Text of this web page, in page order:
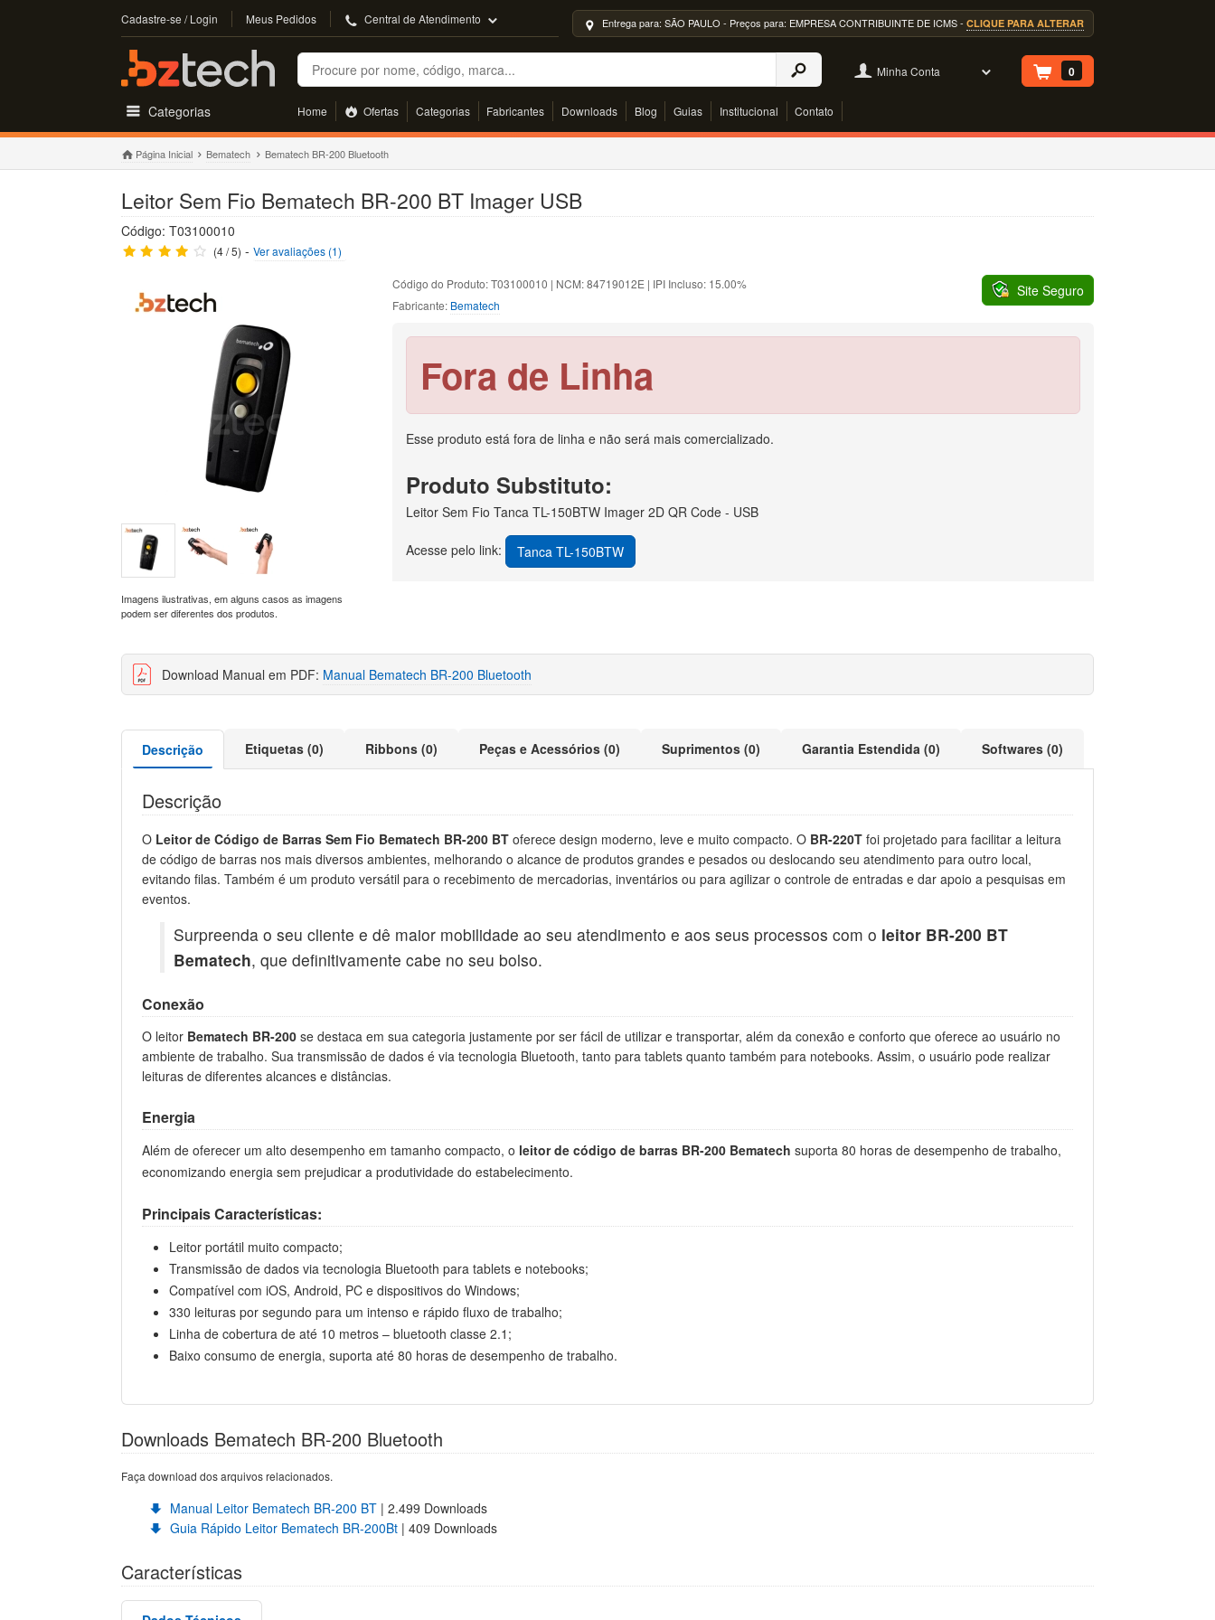
Cadastre-se / Login Meus Pedidos Central de Atendimento Entrega para: SÃO PAULO - Preços para: EMPRESA CONTRIBUINTE DE ICMS - CLIQUE PARA ALTERAR
Buscar
Minha Conta 0
Categorias Home Ofertas Categorias Fabricantes Downloads Blog Guias Institucional Contato
Página Inicial Bematech Bematech BR-200 Bluetooth
Leitor Sem Fio Bematech BR-200 BT Imager USB
Código: T03100010
(4 / 5) -Ver avaliações (1)
Site Seguro
Imagens ilustrativas, em alguns casos as imagens
podem ser diferentes dos produtos.
Código do Produto: T03100010 | NCM: 84719012E | IPI Incluso: 15.00%
Fabricante: Bematech
Fora de Linha
Esse produto está fora de linha e não será mais comercializado.
Produto Substituto:
Leitor Sem Fio Tanca TL-150BTW Imager 2D QR Code - USB
Acesse pelo link: Tanca TL-150BTW
Download Manual em PDF: Manual Bematech BR-200 Bluetooth
Descrição Etiquetas (0) Ribbons (0) Peças e Acessórios (0) Suprimentos (0) Garantia Estendida (0) Softwares (0)
Descrição
O Leitor de Código de Barras Sem Fio Bematech BR-200 BToferece design moderno, leve e muito compacto. O BR-220T foi projetado para facilitar a leitura
de código de barras nos mais diversos ambientes, melhorando o alcance de produtos grandes e pesados ou deslocando seu atendimento para outro local,
evitando filas. Também é um produto versátil para o recebimento de mercadorias, inventários ou para agilizar o controle de entradas e dar apoio a pesquisas em
eventos.
Surpreenda o seu cliente e dê maior mobilidade ao seu atendimento e aos seus processos com o leitor BR-200 BT
Bematech, que definitivamente cabe no seu bolso.
Conexão
O leitor Bematech BR-200 se destaca em sua categoria justamente por ser fácil de utilizar e transportar, além da conexão e conforto que oferece ao usuário no
ambiente de trabalho. Sua transmissão de dados é via tecnologia Bluetooth, tanto para tablets quanto também para notebooks. Assim, o usuário pode realizar
leituras de diferentes alcances e distâncias.
Energia
Além de oferecer um alto desempenho em tamanho compacto, o leitor de código de barras BR-200 Bematech suporta 80 horas de desempenho de trabalho,
economizando energia sem prejudicar a produtividade do estabelecimento.
Principais Características:
Leitor portátil muito compacto;
Transmissão de dados via tecnologia Bluetooth para tablets e notebooks;
Compatível com iOS, Android, PC e dispositivos do Windows;
330 leituras por segundo para um intenso e rápido fluxo de trabalho;
Linha de cobertura de até 10 metros – bluetooth classe 2.1;
Baixo consumo de energia, suporta até 80 horas de desempenho de trabalho.
Downloads Bematech BR-200 Bluetooth
Faça download dos arquivos relacionados.
Manual Leitor Bematech BR-200 BT| 2.499 Downloads
Guia Rápido Leitor Bematech BR-200Bt| 409 Downloads
Características